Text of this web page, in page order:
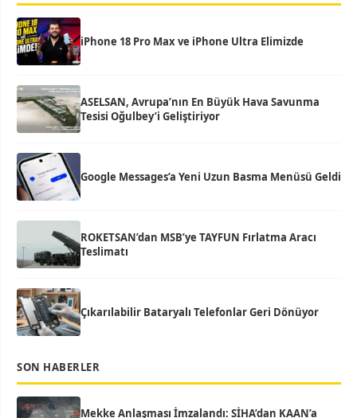
iPhone 18 Pro Max ve iPhone Ultra Elimizde
ASELSAN, Avrupa’nın En Büyük Hava Savunma
Tesisi Oğulbey’i Geliştiriyor
Google Messages’a Yeni Uzun Basma Menüsü Geldi
ROKETSAN’dan MSB’ye TAYFUN Fırlatma Aracı
Teslimatı
Çıkarılabilir Bataryalı Telefonlar Geri Dönüyor
SON HABERLER
Mekke Anlaşması İmzalandı: SİHA’dan KAAN’a